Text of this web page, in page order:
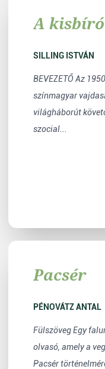
A kisbíró
SILLING ISTVÁN
BEVEZETŐ Az
színmagyar
világháborút
szocial...
Pacsér
PÉNOVÁTZ ANTAL
Fülszöveg Egy
olvasó, amely a
Pacsér